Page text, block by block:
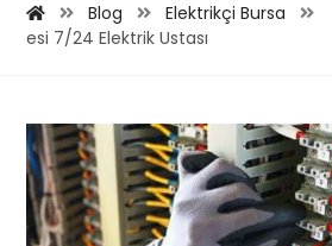
Blog Elektrikçi Bursa
esi 7/24 Elektrik Ustası